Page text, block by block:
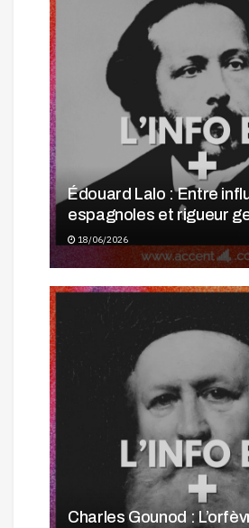
Édouard Lalo : Entre
espagnoles et rigueur
18/06/2026
Charles Gounod :